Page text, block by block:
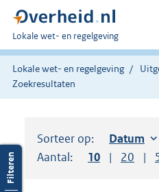
U
bent
hier:
Lokale wet- en regelgeving
Lokale wet- en regelgeving
Zoekresultaten
Sorteer op: Sorteer
Datum
Aantal:
Toon
10 resultaten
Toon
20